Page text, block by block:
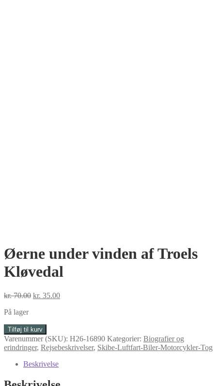
Øerne under vinden af Troels
Kløvedal
kr.70.00 Den
kr. 70.00.
kr. 35.00Den
På lager
Øerne
under
vinden
Troels
antal
Tilføj til kurv
Varenummer (SKU): H26-16890 Kategorier: Biografier og
erindringer, Rejsebeskrivelser, Skibe-Luftfart-Biler-Motorcykler-Tog
Beskrivelse